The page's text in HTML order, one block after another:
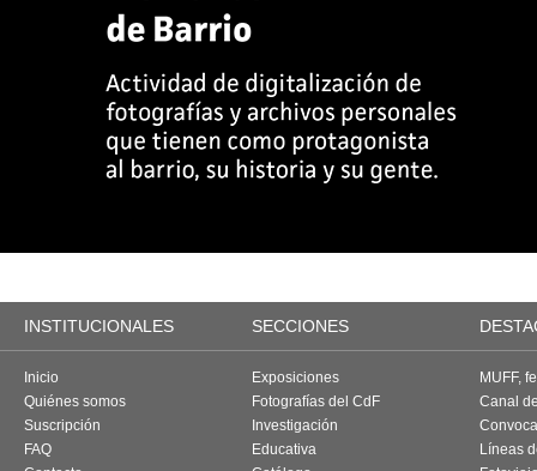
INSTITUCIONALES SECCIONES
Inicio
Quiénes somos
Suscripción
FAQ
Exposiciones
Fotografías del CdF
Investigación
Educativa
MUFF,
Canal
Líneas